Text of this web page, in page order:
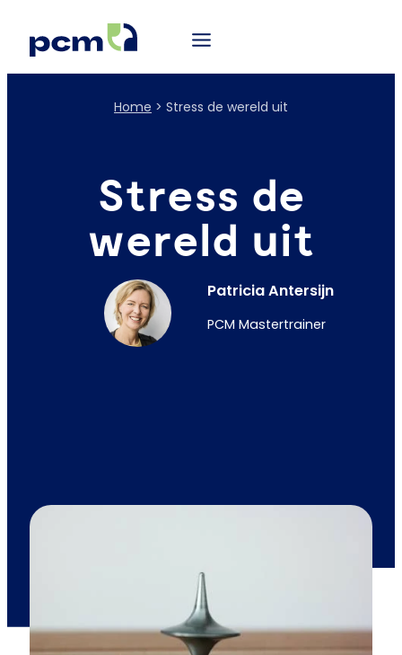
Home > Stress de wereld uit
Stress de
wereld uit
Patricia Antersijn
PCM Mastertrainer